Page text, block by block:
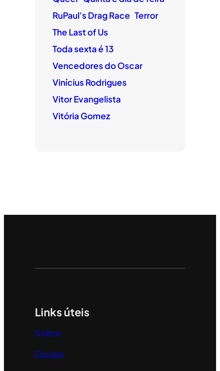
RuPaul's Drag Race Terror
The Last of Us
Toda sexta é 13
Vencedores do Oscar
Vinícius Rodrigues
Vitor Evangelista
Vitória Gomez
Links úteis
Sobre
Equipe